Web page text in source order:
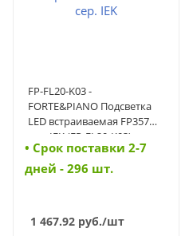
FP-FL20-K03 -
FORTE&PIANO Подсветка
LED встраиваемая FP357
сер. IEK (FP-FL20-K03)
• Cрок поставки 2-7
дней - 296 шт.
1 467.92 руб./шт